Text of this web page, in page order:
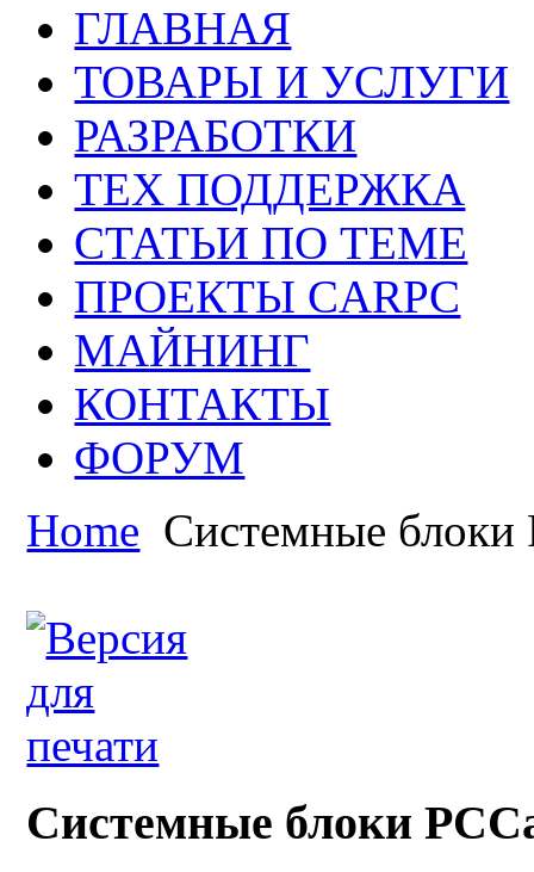
ГЛАВНАЯ
ТОВАРЫ И УСЛУГИ
РАЗРАБОТКИ
ТЕХ ПОДДЕРЖКА
СТАТЬИ ПО ТЕМЕ
ПРОЕКТЫ CARPC
МАЙНИНГ
КОНТАКТЫ
ФОРУМ
Home Системные блоки
Системные блоки